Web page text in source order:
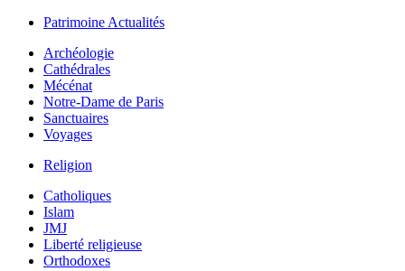
Patrimoine Actualités
Archéologie
Cathédrales
Mécénat
Notre-Dame de Paris
Sanctuaires
Voyages
Religion
Catholiques
Islam
JMJ
Liberté religieuse
Orthodoxes